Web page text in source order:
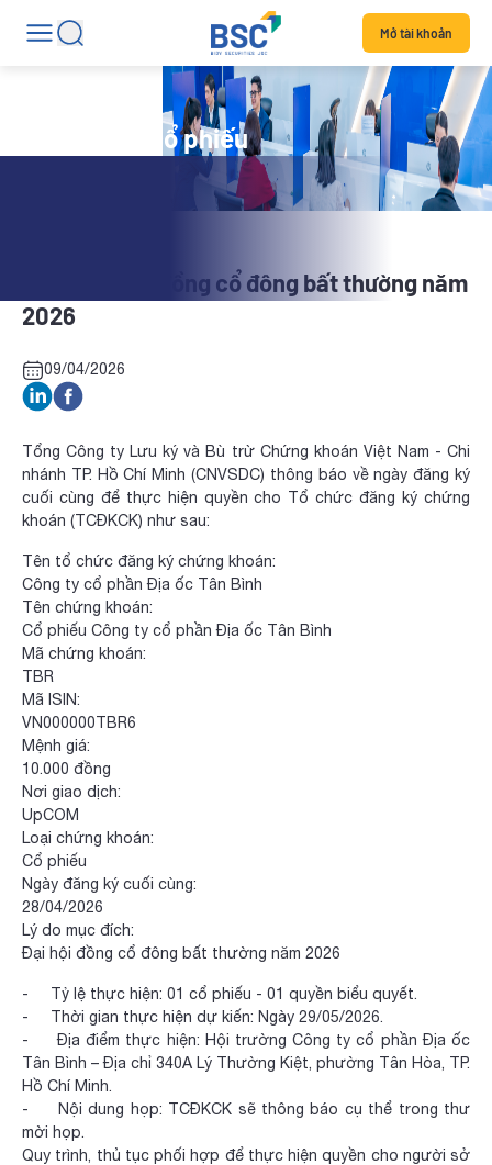
Mở tài khoản
Tin tức mã cổ phiếu
TBR: Đại hội đồng cổ đông bất thường năm
2026
09/04/2026
Tổng Công ty Lưu ký và Bù trừ Chứng khoán Việt Nam - Chi
nhánh TP. Hồ Chí Minh (CNVSDC) thông báo về ngày đăng ký
cuối cùng để thực hiện quyền cho Tổ chức đăng ký chứng
khoán (TCĐKCK) như sau:
Tên tổ chức đăng ký chứng khoán:
Công ty cổ phần Địa ốc Tân Bình
Tên chứng khoán:
Cổ phiếu Công ty cổ phần Địa ốc Tân Bình
Mã chứng khoán:
TBR
Mã ISIN:
VN000000TBR6
Mệnh giá:
10.000 đồng
Nơi giao dịch:
UpCOM
Loại chứng khoán:
Cổ phiếu
Ngày đăng ký cuối cùng:
28/04/2026
Lý do mục đích:
Đại hội đồng cổ đông bất thường năm 2026
- Tỷ lệ thực hiện: 01 cổ phiếu - 01 quyền biểu quyết.
- Thời gian thực hiện dự kiến: Ngày 29/05/2026.
- Địa điểm thực hiện: Hội trường Công ty cổ phần Địa ốc
Tân Bình – Địa chỉ 340A Lý Thường Kiệt, phường Tân Hòa, TP.
Hồ Chí Minh.
- Nội dung họp: TCĐKCK sẽ thông báo cụ thể trong thư
mời họp.
Quy trình, thủ tục phối hợp để thực hiện quyền cho người sở